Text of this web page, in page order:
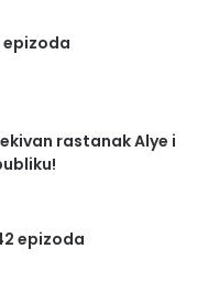
epizoda
rastanak Alye i
epizoda